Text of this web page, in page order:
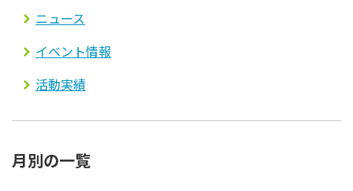
ニュース
イベント情報
活動実績
月別の一覧